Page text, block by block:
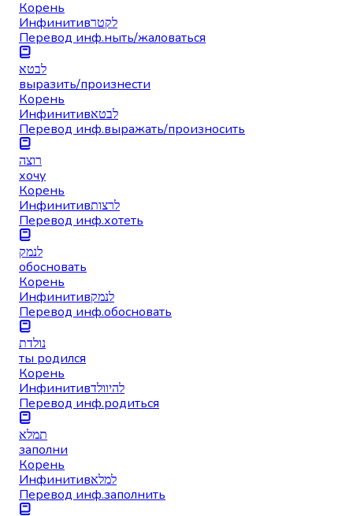
Корень
Инфинитивלקטר
Перевод инф.ныть/жаловаться
לבטא
выразить/произнести
Корень
Инфинитивלבטא
Перевод инф.выражать/произносить
רוצה
хочу
Корень
Инфинитивלרצות
Перевод инф.хотеть
לנמק
обосновать
Корень
Инфинитивלנמק
Перевод инф.обосновать
נולדת
ты родился
Корень
Инфинитивלהיוולד
Перевод инф.родиться
תמלא
заполни
Корень
Инфинитивלמלא
Перевод инф.заполнить